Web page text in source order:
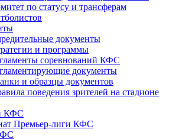
по статусу и трансферам
документы
и программы
соревнований КФС
документы
и образцы документов
поведения зрителей на стадионе
КФС
Премьер-лиги КФС